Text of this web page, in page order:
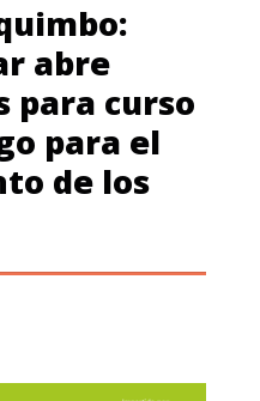
abre
para curso
para el
de los